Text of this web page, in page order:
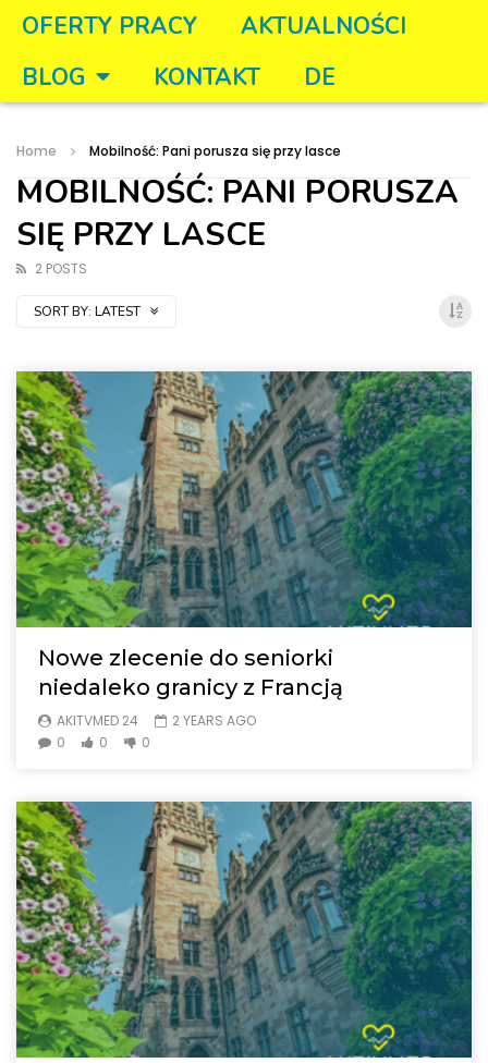
OFERTY PRACY
AKTUALNOŚCI
BLOG
KONTAKT DE
Home Mobilność: Pani porusza się przy lasce
MOBILNOŚĆ: PANI PORUSZA
SIĘ PRZY LASCE
2 POSTS
SORT BY: LATEST
Nowe zlecenie do seniorki
niedaleko granicy z Francją
AKITVMED 24
2 YEARS AGO
0
0 0